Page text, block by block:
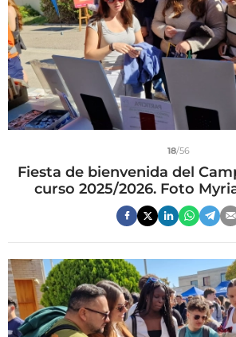
18/56
Fiesta de bienvenida del
curso 2025/2026. Foto